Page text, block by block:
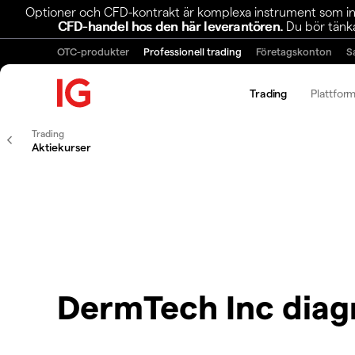
Optioner och CFD-kontrakt är komplexa instrument som
CFD-handel hos den här leverantören. Du bör
OTC-produkter Professionell trading Företagskonton
Trading
Trading
Aktiekurser
DermTech Inc